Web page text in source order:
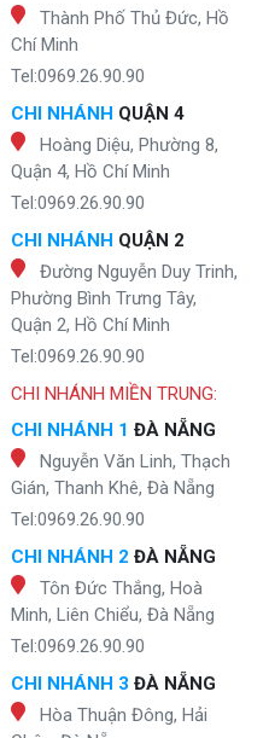
Thành Phố Thủ Đức, Hồ
Chí Minh
Tel:0969.26.90.90
CHI NHÁNH QUẬN 4
Hoàng Diệu, Phường 8,
Quận 4, Hồ Chí Minh
Tel:0969.26.90.90
CHI NHÁNH QUẬN 2
Đường Nguyễn Duy Trinh,
Phường Bình Trưng Tây,
Quận 2, Hồ Chí Minh
Tel:0969.26.90.90
CHI NHÁNH MIỀN TRUNG:
CHI NHÁNH 1 ĐÀ NẴNG
Nguyễn Văn Linh, Thạch
Gián, Thanh Khê, Đà Nẵng
Tel:0969.26.90.90
CHI NHÁNH 2 ĐÀ NẴNG
Tôn Đức Thắng, Hoà
Minh, Liên Chiểu, Đà Nẵng
Tel:0969.26.90.90
CHI NHÁNH 3 ĐÀ NẴNG
Hòa Thuận Đông, Hải